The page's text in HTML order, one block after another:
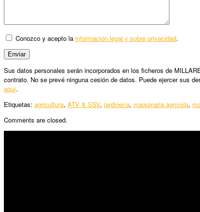
Conozco y acepto la información legal y sobre privacidad.
Sus datos personales serán incorporados en los ficheros de
contrato. No se prevé ninguna cesión de datos. Puede ejercer sus
aquí.
Etiquetas: agricultura, ATV & SSV, jardinería, maquinaria agrícola,
Comments are closed.